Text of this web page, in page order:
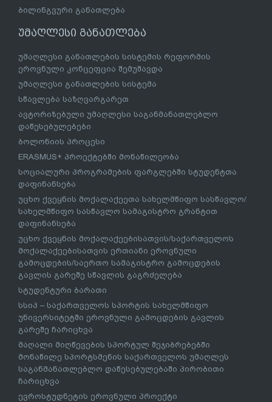
ბილინგვური განათლება
უმაღლესი განათლება
უმაღლესი განათლების სისტემის რეფორმის
ეროვნული კონცეფცია შემუშავდა
უმაღლესი განათლების სისტემა
სწავლება საზღვარგარეთ
ავტორიზებული უმაღლესი საგანმანათლებლო
დაწესებულებები
ბოლონიის პროცესი
ERASMUS+ პროექტებში მონაწილეობა
სოციალური პროგრამების ფარგლებში სტუდენტთა
დაფინანსება
უცხო ქვეყნის მოქალაქეეთა სახელმწიფო სასწავლო/
სახელმწიფო სასწავლო სამაგისტრო გრანტით
დაფინანსება
უცხო ქვეყნის მოქალაქეებისათვის/საქართველოს
მოქალაქეებისათვის ერთიანი ეროვნული
გამოცდების/საერთო სამაგისტრო გამოცდების
გავლის გარეშე სწავლის გაგრძელება
სტუდენტური ბარათი
სსიპ – საქართველოს სპორტის სახელმწიფო
უნივერსიტეტში ეროვნული გამოცდების გავლის
გარეშე ჩარიცხვა
მაღალი მიღწევების სპორტულ შეჯიბრებებში
მონაწილე სპორტსმენის საქართველოს უმაღლეს
საგანმანათლებლო დაწესებულებაში პირობითი
ჩარიცხვა
ევროსტუდნეტის ეროვნული პროექტი